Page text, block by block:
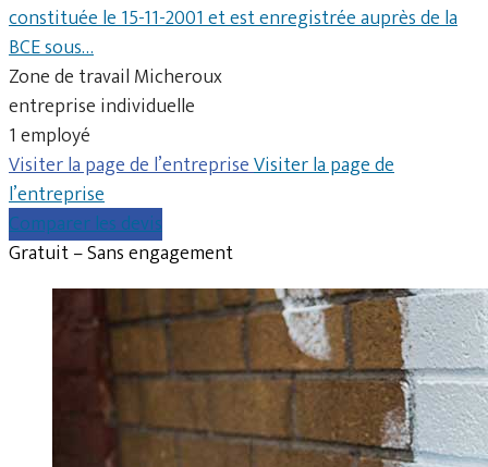
constituée le 15-11-2001 et est enregistrée auprès de la
BCE sous…
Zone de travail Micheroux
entreprise individuelle
1 employé
Visiter la page de l’entrepriseVisiter la page de
l’entreprise
Comparer les devis
Gratuit – Sans engagement